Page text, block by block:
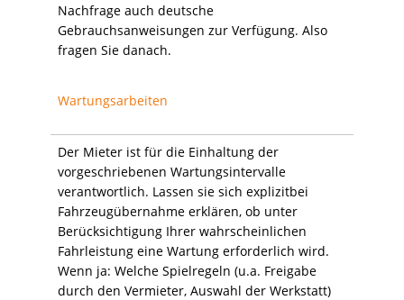
Nachfrage auch deutsche
Gebrauchsanweisungen zur Verfügung. Also
fragen Sie danach.
Wartungsarbeiten
Der Mieter ist für die Einhaltung der
vorgeschriebenen Wartungsintervalle
verantwortlich. Lassen sie sich explizitbei
Fahrzeugübernahme erklären, ob unter
Berücksichtigung Ihrer wahrscheinlichen
Fahrleistung eine Wartung erforderlich wird.
Wenn ja: Welche Spielregeln (u.a. Freigabe
durch den Vermieter, Auswahl der Werkstatt)